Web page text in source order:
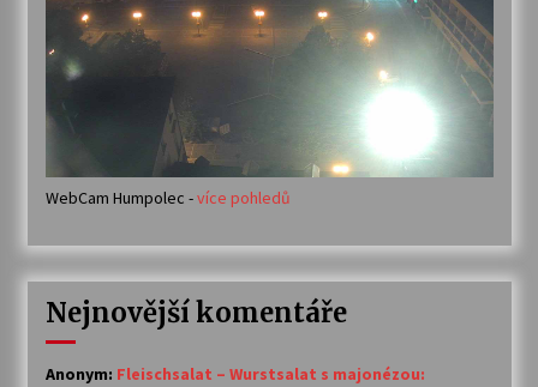
WebCam Humpolec -více pohledů
Nejnovější komentáře
Anonym: Fleischsalat – Wurstsalat s majonézou: